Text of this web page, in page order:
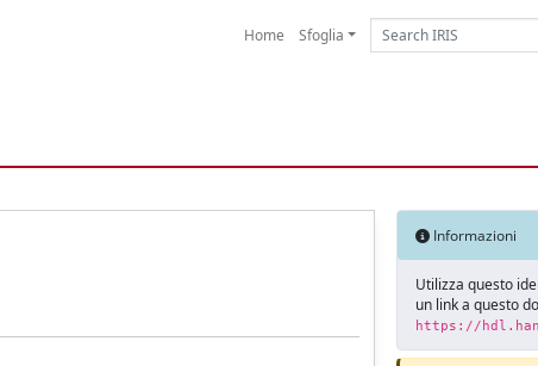
Home Sfoglia
Informazioni
Utilizza questo
un link a questo
https://